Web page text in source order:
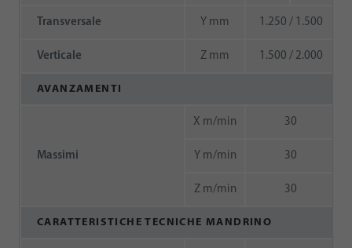
Transversale Y mm 1.250 / 1.500
Verticale Z mm 1.500 / 2.000
AVANZAMENTI
Massimi
X m/min 30
Y m/min 30
Z m/min 30
CARATTERISTICHE TECNICHE MANDRINO